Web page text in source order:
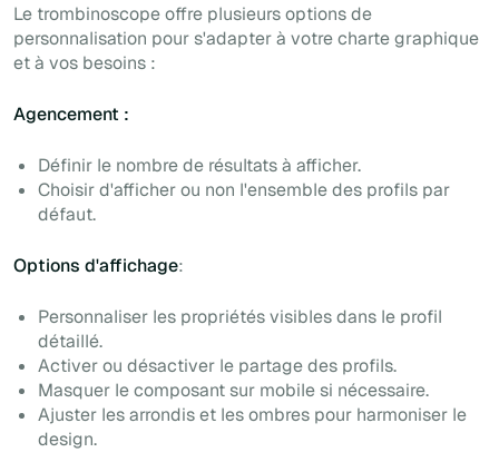
Le trombinoscope offre plusieurs options de
personnalisation pour s'adapter à votre charte graphique
et à vos besoins :
Agencement :
Définir le nombre de résultats à afficher.
Choisir d'afficher ou non l'ensemble des profils par
défaut.
Options d'affichage:
Personnaliser les propriétés visibles dans le profil
détaillé.
Activer ou désactiver le partage des profils.
Masquer le composant sur mobile si nécessaire.
Ajuster les arrondis et les ombres pour harmoniser le
design.